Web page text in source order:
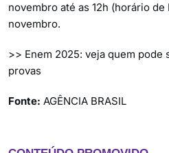
novembro até as 12h (horário de
novembro.
>> Enem 2025: veja quem pode
provas
Fonte: AGÊNCIA BRASIL